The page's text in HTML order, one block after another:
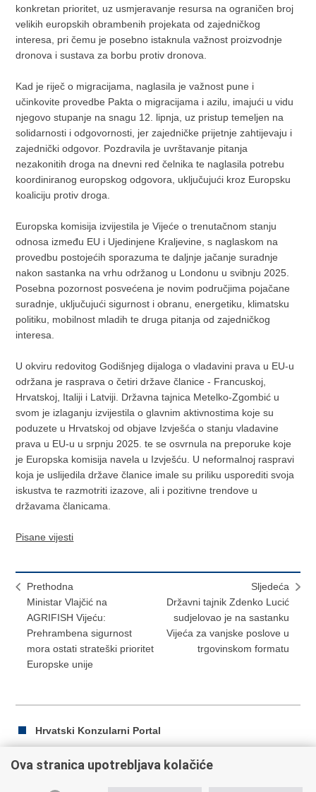
konkretan prioritet, uz usmjeravanje resursa na ograničen broj
velikih europskih obrambenih projekata od zajedničkog
interesa, pri čemu je posebno istaknula važnost proizvodnje
dronova i sustava za borbu protiv dronova.
Kad je riječ o migracijama, naglasila je važnost pune i
učinkovite provedbe Pakta o migracijama i azilu, imajući u vidu
njegovo stupanje na snagu 12. lipnja, uz pristup temeljen na
solidarnosti i odgovornosti, jer zajedničke prijetnje zahtijevaju i
zajednički odgovor. Pozdravila je uvrštavanje pitanja
nezakonitih droga na dnevni red čelnika te naglasila potrebu
koordiniranog europskog odgovora, uključujući kroz Europsku
koaliciju protiv droga.
Europska komisija izvijestila je Vijeće o trenutačnom stanju
odnosa između EU i Ujedinjene Kraljevine, s naglaskom na
provedbu postojećih sporazuma te daljnje jačanje suradnje
nakon sastanka na vrhu održanog u Londonu u svibnju 2025.
Posebna pozornost posvećena je novim područjima pojačane
suradnje, uključujući sigurnost i obranu, energetiku, klimatsku
politiku, mobilnost mladih te druga pitanja od zajedničkog
interesa.
U okviru redovitog Godišnjeg dijaloga o vladavini prava u EU-u
održana je rasprava o četiri države članice - Francuskoj,
Hrvatskoj, Italiji i Latviji. Državna tajnica Metelko-Zgombić u
svom je izlaganju izvijestila o glavnim aktivnostima koje su
poduzete u Hrvatskoj od objave Izvješća o stanju vladavine
prava u EU-u u srpnju 2025. te se osvrnula na preporuke koje
je Europska komisija navela u Izvješću. U neformalnoj raspravi
koja je uslijedila države članice imale su priliku usporediti svoja
iskustva te razmotriti izazove, ali i pozitivne trendove u
državama članicama.
Pisane vijesti
Prethodna
Ministar Vlajčić na
AGRIFISH Vijeću:
Prehrambena sigurnost
mora ostati strateški prioritet
Europske unije
Sljedeća
Državni tajnik Zdenko Lucić
sudjelovao je na sastanku
Vijeća za vanjske poslove u
trgovinskom formatu
Hrvatski Konzularni Portal
Ova stranica upotrebljava kolačiće